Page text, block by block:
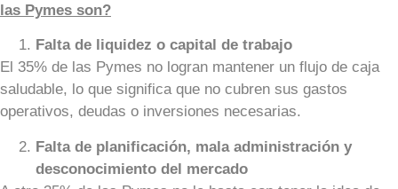
las Pymes son?
Falta de liquidez o capital de trabajo
El 35% de las Pymes no logran mantener un flujo de caja
saludable, lo que significa que no cubren sus gastos
operativos, deudas o inversiones necesarias.
Falta de planificación, mala administración y
desconocimiento del mercado